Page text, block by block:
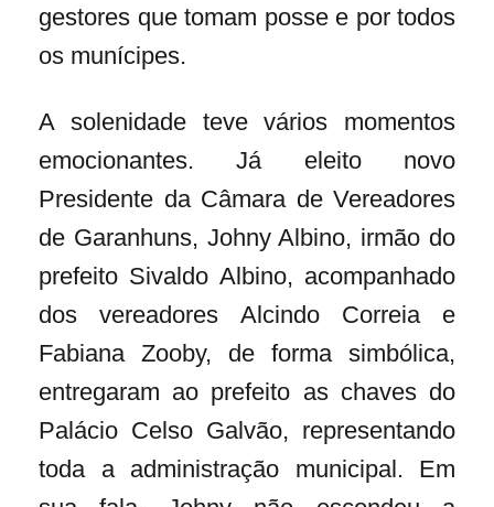
gestores que tomam posse e por todos
os munícipes.
A solenidade teve vários momentos
emocionantes. Já eleito novo
Presidente da Câmara de Vereadores
de Garanhuns, Johny Albino, irmão do
prefeito Sivaldo Albino, acompanhado
dos vereadores Alcindo Correia e
Fabiana Zooby, de forma simbólica,
entregaram ao prefeito as chaves do
Palácio Celso Galvão, representando
toda a administração municipal. Em